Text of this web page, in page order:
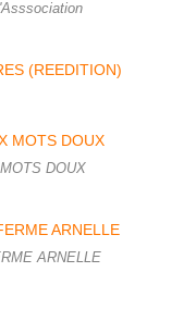
DOUX
ARNELLE